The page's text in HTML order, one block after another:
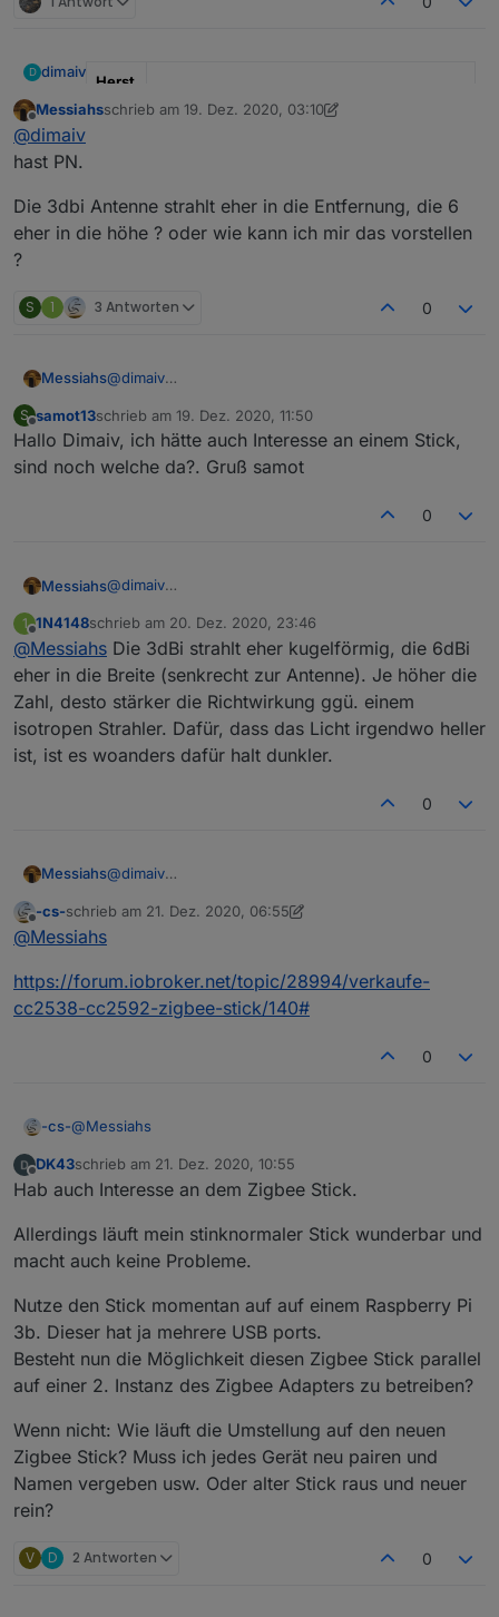
Firmware Update Anleitung
D dimaiv
Herst
eller
" Ich "
Anza
Sofort verfügbar
Stück
Besc
hreib
ung
"Leistungsstarke ZigBee Stick mit Z-Stack
3.x.0, Update über USB, mit 3 dBi Antenne
und Gehäuse"
Offline
Messiahsschrieb am 19. Dez. 2020, 03:10
zuletzt editiert von Messiahs
@dimaiv
hast PN.
Die 3dbi Antenne strahlt eher in die Entfernung, die 6
eher in die höhe ? oder wie kann ich mir das vorstellen
?
S 1 3 Antworten 0
Messiahs@dimaiv
Die 3dbi Antenne strahlt eher in die Entfernung, die
6 eher in die höhe ? oder wie kann ich mir das
vorstellen ?
S
Offline
samot13schrieb am 19. Dez. 2020, 11:50
zuletzt editiert von
Hallo Dimaiv, ich hätte auch Interesse an einem Stick,
sind noch welche da?. Gruß samot
0
Messiahs@dimaiv
Die 3dbi Antenne strahlt eher in die Entfernung, die
6 eher in die höhe ? oder wie kann ich mir das
vorstellen ?
1
Offline
1N4148schrieb am 20. Dez. 2020, 23:46
zuletzt editiert von
@Messiahs Die 3dBi strahlt eher kugelförmig, die 6dBi
eher in die Breite (senkrecht zur Antenne). Je höher die
Zahl, desto stärker die Richtwirkung ggü. einem
isotropen Strahler. Dafür, dass das Licht irgendwo heller
ist, ist es woanders dafür halt dunkler.
0
Messiahs@dimaiv
Die 3dbi Antenne strahlt eher in die Entfernung, die
Offline
-cs-schrieb am 21. Dez. 2020, 06:55
zuletzt editiert von -cs-
@Messiahs
https://forum.iobroker.net/topic/28994/verkaufe-
cc2538-cc2592-zigbee-stick/140#
0
-cs-@Messiahs
https://forum.iobroker.net/topic/28994/verkaufe-cc2538-
cc2592-zigbee-stick/140#
Offline
DK43schrieb am 21. Dez. 2020, 10:55
zuletzt editiert von
Hab auch Interesse an dem Zigbee Stick.
Allerdings läuft mein stinknormaler Stick wunderbar und
macht auch keine Probleme.
Nutze den Stick momentan auf auf einem Raspberry Pi
3b. Dieser hat ja mehrere USB ports.
Besteht nun die Möglichkeit diesen Zigbee Stick parallel
auf einer 2. Instanz des Zigbee Adapters zu betreiben?
Wenn nicht: Wie läuft die Umstellung auf den neuen
Zigbee Stick? Muss ich jedes Gerät neu pairen und
Namen vergeben usw. Oder alter Stick raus und neuer
rein?
V D 2 Antworten 0